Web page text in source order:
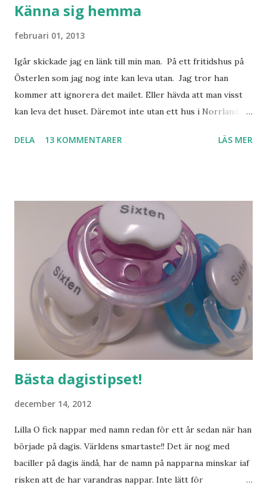
Känna sig hemma
februari 01, 2013
Igår skickade jag en länk till min man. På ett fritidshus på
Österlen som jag nog inte kan leva utan. Jag tror han
kommer att ignorera det mailet. Eller hävda att man visst
kan leva det huset. Däremot inte utan ett hus i Norrland.
används. Min man samlar på hus. Bara inte såna hus som
lånade från www.ystad.se
DELA 13 KOMMENTARER LÄS MER
Bästa dagistipset!
december 14, 2012
Lilla O fick nappar med namn redan för ett år sedan när han
började på dagis. Världens smartaste!! Det är nog med
baciller på dagis ändå, har de namn på napparna minskar iaf
risken att de har varandras nappar. Inte lätt för